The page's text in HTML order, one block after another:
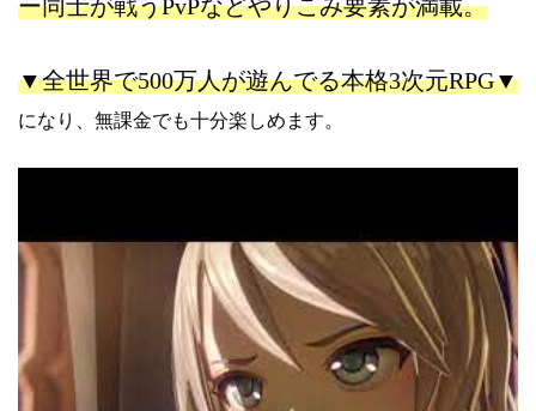
ー同士が戦うPvPなどやりこみ要素が満載。
▼全世界で500万人が遊んでる本格3次元RPG▼
になり、無課金でも十分楽しめます。